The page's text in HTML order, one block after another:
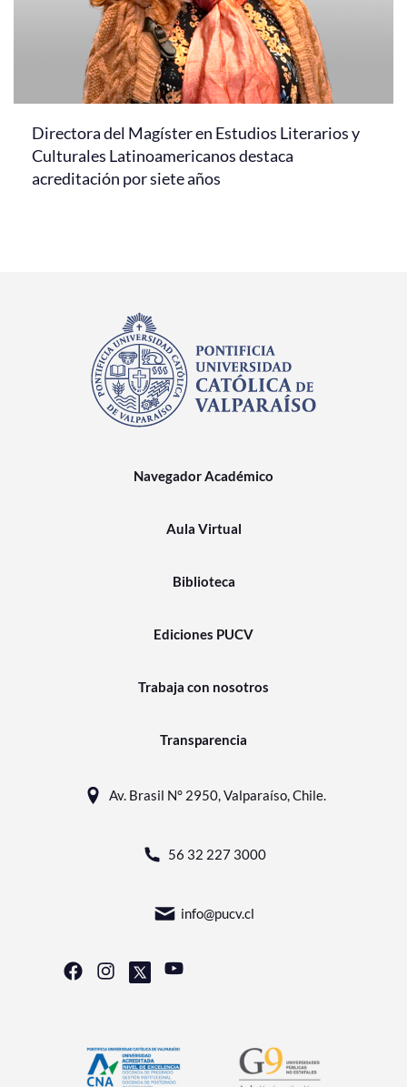
Directora del Magíster en Estudios Literarios y
Culturales Latinoamericanos destaca
acreditación por siete años
Navegador Académico
Aula Virtual
Biblioteca
Ediciones PUCV
Trabaja con nosotros
Transparencia
Av. Brasil N° 2950, Valparaíso, Chile.
56 32 227 3000
info@pucv.cl